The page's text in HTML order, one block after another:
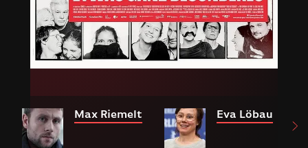
Max Riemelt Eva Löbau